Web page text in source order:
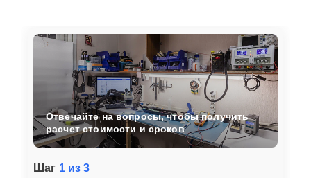
Шаг 1 из 3
Отвечайте на вопросы, чтобы получить
расчет стоимости и сроков